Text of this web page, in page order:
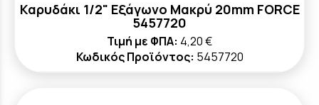
Καρυδάκι 1/2" Εξάγωνο Μακρύ 20mm FORCE
5457720
Τιμή με ΦΠΑ: 4,20 €
Κωδικός Προϊόντος: 5457720